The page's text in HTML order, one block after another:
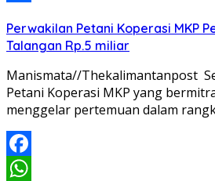
Perwakilan Petani Koperasi MKP
Talangan Rp.5 miliar
Manismata//Thekalimantanpost
Petani Koperasi MKP yang
menggelar pertemuan dalam
Facebook